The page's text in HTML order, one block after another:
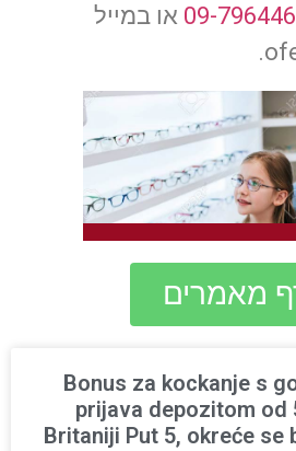
09- או במייל
מאמרים
Bonus za kockanje s
prijava depozitom od
Britaniji Put 5, okreće se